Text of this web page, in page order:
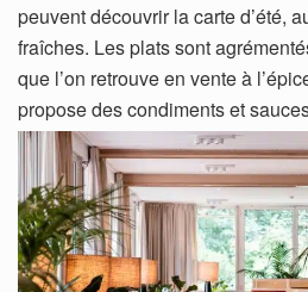
peuvent découvrir la carte d’été,
fraîches. Les plats sont
que l’on retrouve en vente à
propose des condiments et